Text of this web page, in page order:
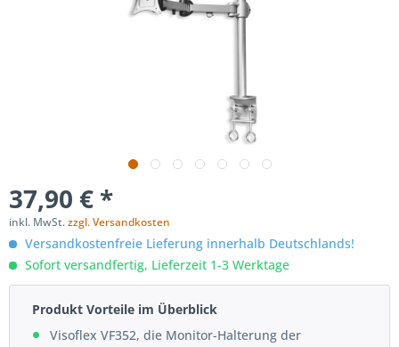
37,90 € *
inkl. MwSt.zzgl. Versandkosten
Versandkostenfreie Lieferung innerhalb Deutschlands!
Sofort versandfertig, Lieferzeit 1-3 Werktage
Produkt Vorteile im Überblick
Visoflex VF352, die Monitor-Halterung der